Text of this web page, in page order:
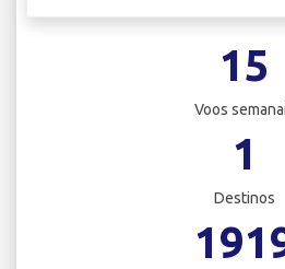
15
Voos
1
Destinos